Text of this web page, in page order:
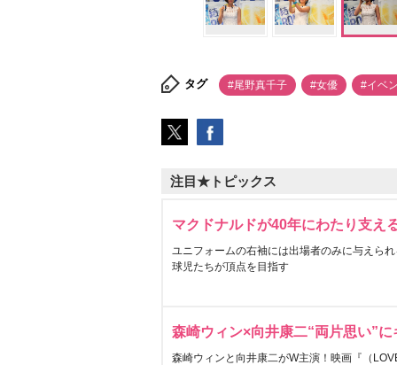
タグ #尾野真千子 #女優 #イベ
注目★トピックス
マクドナルドが40年にわたり支え
ユニフォームの右袖には出場者のみに与えら
球児たちが頂点を目指す
森崎ウィン×向井康二“両片思い”
森崎ウィンと向井康二がW主演！映画『（